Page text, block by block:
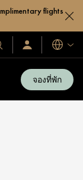
flights
แรม
ะ
ลงชื่อ
เข้า
/
สมัคร
เข้า
ภาษา
จองที่พัก